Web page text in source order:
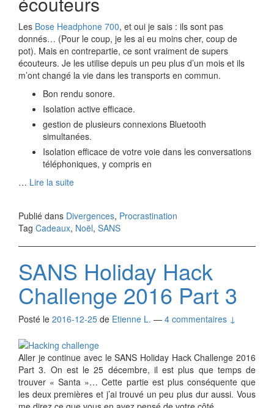
Les Bose Headphone 700, et oui je sais : ils sont pas
donnés… (Pour le coup, je les ai eu moins cher, coup de
pot). Mais en contrepartie, ce sont vraiment de supers
écouteurs. Je les utilise depuis un peu plus d’un mois et ils
m’ont changé la vie dans les transports en commun.
Bon rendu sonore.
Isolation active efficace.
gestion de plusieurs connexions Bluetooth
simultanées.
Isolation efficace de votre voie dans les conversations
téléphoniques, y compris en
… Lire la suite
Publié dans Divergences, Procrastination
Tag Cadeaux, Noël, SANS
SANS Holiday Hack
Challenge 2016 Part 3
Posté le 2016-12-25 de Etienne L. — 4 commentaires ↓
Aller je continue avec le SANS Holiday Hack Challenge 2016
Part 3. On est le 25 décembre, il est plus que temps de
trouver « Santa »… Cette partie est plus conséquente que
les deux premières et j’ai trouvé un peu plus dur aussi. Vous